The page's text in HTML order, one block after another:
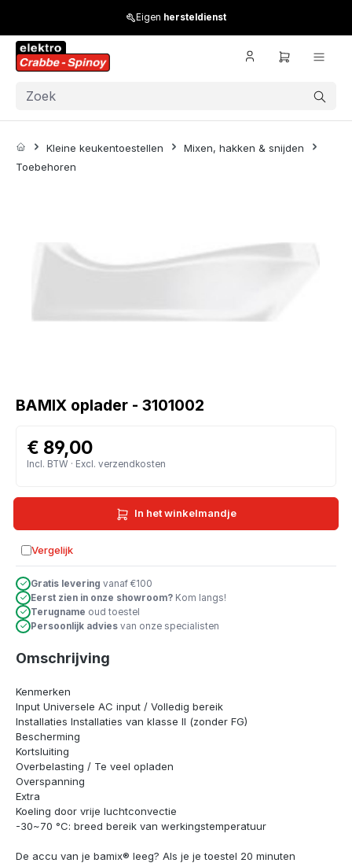
Eigen hersteldienst
Kleine keukentoestellen
Mixen, hakken & snijden
Toebehoren
BAMIX oplader - 3101002
€ 89,00
Incl. BTW · Excl. verzendkosten
In het winkelmandje
Vergelijk
Toevoegen aan vergelijking
Gratis levering vanaf €100
Eerst zien in onze showroom? Kom langs!
Terugname oud toestel
Persoonlijk advies van onze specialisten
Omschrijving
Kenmerken
Input Universele AC input / Volledig bereik
Installaties Installaties van klasse II (zonder FG)
Bescherming
Kortsluiting
Overbelasting / Te veel opladen
Overspanning
Extra
Koeling door vrije luchtconvectie
-30~70 °C: breed bereik van werkingstemperatuur
De accu van je bamix® leeg? Als je je toestel 20 minuten